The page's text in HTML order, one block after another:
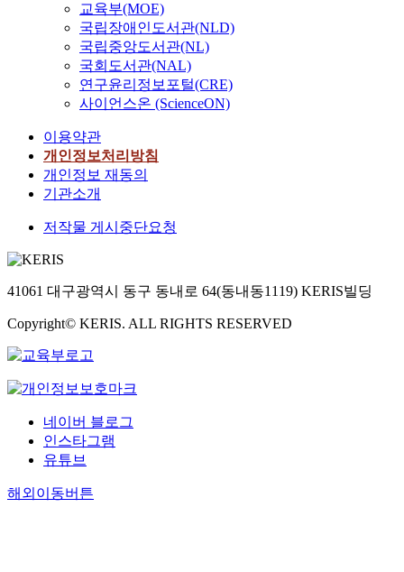
교육부(MOE)
국립장애인도서관(NLD)
국립중앙도서관(NL)
국회도서관(NAL)
연구윤리정보포털(CRE)
사이언스온 (ScienceON)
이용약관
개인정보처리방침
개인정보 재동의
기관소개
저작물 게시중단요청
41061 대구광역시 동구 동내로 64(동내동1119) KERIS빌딩
Copyright© KERIS. ALL RIGHTS RESERVED
네이버 블로그
인스타그램
유튜브
해외이동버튼